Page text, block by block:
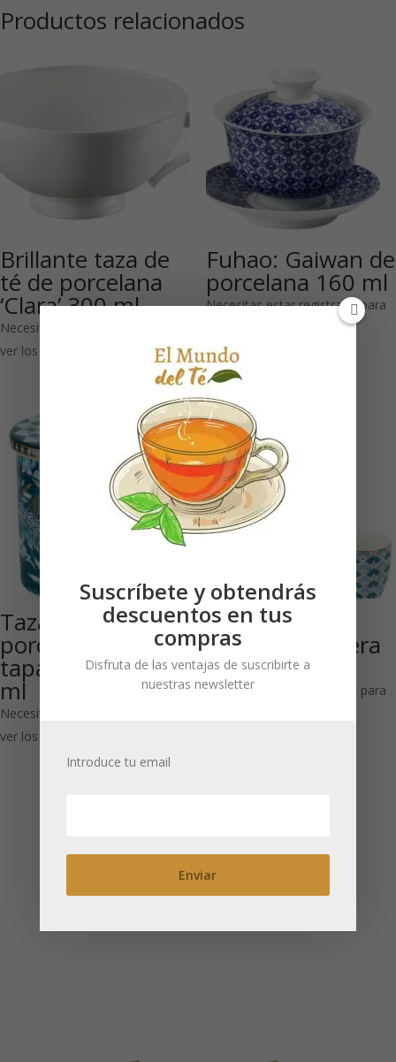
Productos relacionados
Brillante taza de
té de porcelana
‘Clara’ 300 ml
Necesitas estar registrado para
ver los precios
Fuhao: Gaiwan de
porcelana 160 ml
Necesitas estar registrado para
Taza de
porcelana con
tapa ‘Jungle’ 350
ml
Necesitas estar registrado para
ver los precios
Juego de té
‘Marajah’, Tetera
con 2 tazas
Necesitas estar registrado para
Suscríbete y obtendrás
descuentos en tus
compras
Disfruta de las ventajas de suscribirte a
nuestras newsletter
Introduce tu email